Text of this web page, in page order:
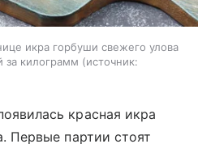
икра горбуши свежего улова
за килограмм
источник:
красная икра
Первые партии стоят